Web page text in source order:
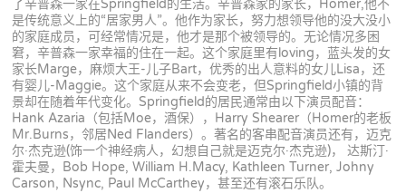
了辛普森一家在Springfield的生活。辛普森家的家长，Homer,他不
是传统意义上的“居家男人”。他作为家长，努力想领导他的没大没小
的家庭成员，可经常情况是，他才是那个被领导的。无论情况多困
窘，辛普森一家幸福的住在一起。这个家庭里有loving，蓝头发的女
家长Marge，麻烦大王-儿子Bart，优秀的出人意料的女儿Lisa，还
有婴儿-Maggie。这个家庭从来不会变老，但Springfield小镇的背
景却在随着年代变化。Springfield的居民通常由以下演员配音：
Hank Azaria（包括Moe，酒保），Harry Shearer（Homer的老板
Mr.Burns，邻居Ned Flanders）。著名的客串配音演员还有，迈克
尔·杰克逊(饰一个神经病人，幻想自己就是迈克尔·杰克逊)， 达斯汀·
霍夫曼，Bob Hope, William H.Macy, Kathleen Turner, Johny
Carson, Nsync, Paul McCarthey，甚至还有滚石乐队。